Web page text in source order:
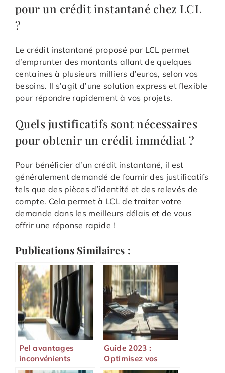
pour un crédit instantané chez LCL
?
Le crédit instantané proposé par LCL permet
d’emprunter des montants allant de quelques
centaines à plusieurs milliers d’euros, selon vos
besoins. Il s’agit d’une solution express et flexible
pour répondre rapidement à vos projets.
Quels justificatifs sont nécessaires
pour obtenir un crédit immédiat ?
Pour bénéficier d’un crédit instantané, il est
généralement demandé de fournir des justificatifs
tels que des pièces d’identité et des relevés de
compte. Cela permet à LCL de traiter votre
demande dans les meilleurs délais et de vous
offrir une réponse rapide !
Publications Similaires :
Pel avantages
inconvénients
Guide 2023 :
Optimisez vos
droits de donation